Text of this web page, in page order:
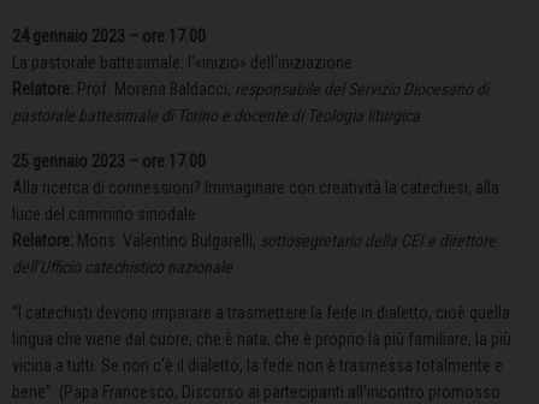
24 gennaio 2023 – ore 17.00
La pastorale battesimale: l’«inizio» dell’iniziazione
Relatore: Prof. Morena Baldacci, responsabile del Servizio Diocesano di
pastorale battesimale di Torino e docente di Teologia liturgica
25 gennaio 2023 – ore 17.00
Alla ricerca di connessioni? Immaginare con creatività la catechesi, alla
luce del cammino sinodale
Relatore: Mons. Valentino Bulgarelli, sottosegretario della CEI e direttore
dell’Ufficio catechistico nazionale
“I catechisti devono imparare a trasmettere la fede in dialetto, cioè quella
lingua che viene dal cuore, che è nata, che è proprio la più familiare, la più
vicina a tutti. Se non c’è il dialetto, la fede non è trasmessa totalmente e
bene”. (Papa Francesco, Discorso ai partecipanti all’incontro promosso